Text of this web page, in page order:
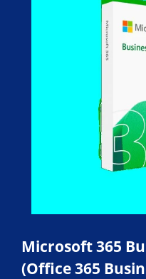
Microsoft 365
(Office 365